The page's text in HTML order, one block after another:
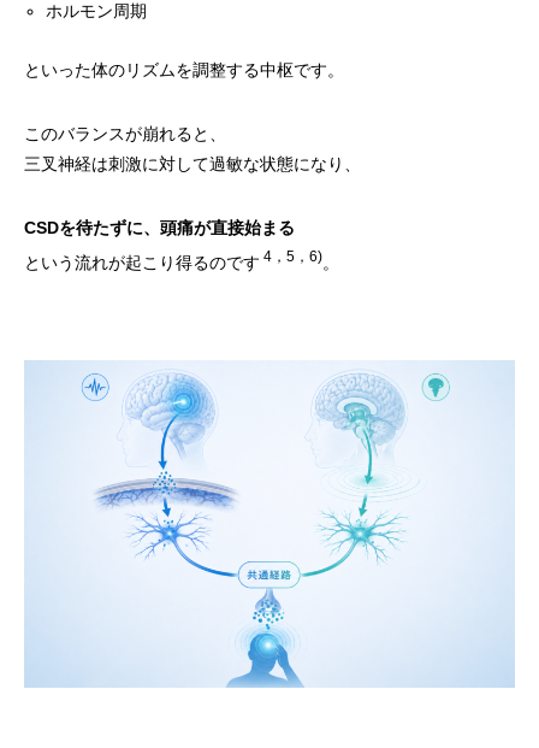
ホルモン周期
といった体のリズムを調整する中枢です。
このバランスが崩れると、
三叉神経は刺激に対して過敏な状態になり、
CSDを待たずに、頭痛が直接始まる
という流れが起こり得るのです 4，5，6)。